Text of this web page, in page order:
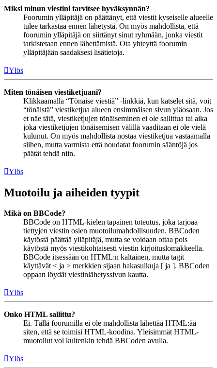
Miksi minun viestini tarvitsee hyväksynnän?
Foorumin ylläpitäjä on päättänyt, että viestit kyseiselle alueelle
tulee tarkastaa ennen lähetystä. On myös mahdollista, että
foorumin ylläpitäjä on siirtänyt sinut ryhmään, jonka viestit
tarkistetaan ennen lähettämistä. Ota yhteyttä foorumin
ylläpitäjään saadaksesi lisätietoja.
Ylös
Miten tönäisen viestiketjuani?
Klikkaamalla “Tönaise viestiä” -linkkiä, kun katselet sitä, voit
“tönäistä” viestiketjua alueen ensimmäisen sivun yläosaan. Jos
et näe tätä, viestiketjujen tönäiseminen ei ole sallittua tai aika
joka viestiketjujen tönäisemisen välillä vaaditaan ei ole vielä
kulunut. On myös mahdollista nostaa viestiketjua vastaamalla
siihen, mutta varmista että noudatat foorumin sääntöjä jos
päätät tehdä niin.
Ylös
Muotoilu ja aiheiden tyypit
Mikä on BBCode?
BBCode on HTML-kielen tapainen toteutus, joka tarjoaa
tiettyjen viestin osien muotoilumahdollisuuden. BBCoden
käytöstä päättää ylläpitäjä, mutta se voidaan ottaa pois
käytöstä myös viestikohtaisesti viestin kirjoituslomakkeella.
BBCode itsessään on HTML:n kaltainen, mutta tagit
käyttävät < ja > merkkien sijaan hakasulkuja [ ja ]. BBCoden
oppaan löydät viestinlähetyssivun kautta.
Ylös
Onko HTML sallittu?
Ei. Tällä foorumilla ei ole mahdollista lähettää HTML:ää
siten, että se toimisi HTML-koodina. Yleisimmät HTML-
muotoilut voi kuitenkin tehdä BBCoden avulla.
Ylös